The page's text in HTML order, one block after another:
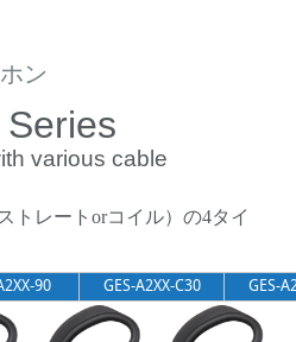
ン
Series
various cable
トレートorコイル）の4タイ
90 GES-A2XX-C30 GES-